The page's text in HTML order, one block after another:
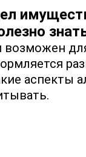
возможен
аспекты